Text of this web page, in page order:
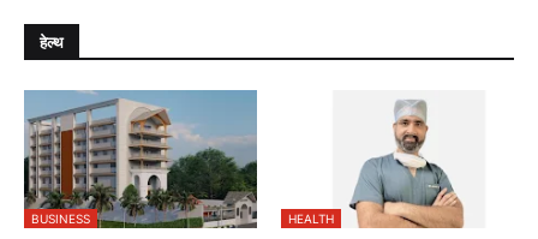
हेल्थ
BUSINESS HEALTH